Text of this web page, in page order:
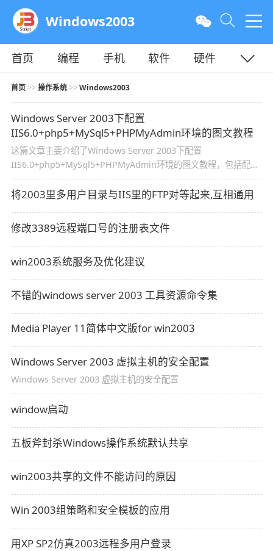
Windows2003
首页 编程 手机 软件
硬件
教程
平面 服务器
首页>> 操作系统>> Windows2003
Windows Server 2003下配置
IIS6.0+php5+MySql5+PHPMyAdmin环境的图文教程
这篇文章主要介绍了Windows Server 2003下配置
IIS6.0+php5+MySql5+PHPMyAdmin环境的图文教程，包括配置
环境和配置过程，需要的的朋友参考下吧
将2003里多用户目录与IIS里的FTP对等起来,互相通用
修改3389远程端口号的注册表文件
win2003系统服务及优化建议
不错的windows server 2003 工具资源命令集
Media Player 11简体中文版for win2003
Windows Server 2003 虚拟主机的安全配置
Windows Server 2003 虚拟主机的安全配置
window启动
五板斧封杀Windows操作系统默认共享
win2003共享的文件不能访问的原因
Win 2003组策略和安全模板的应用
用XP SP2仿真2003远程多用户登录